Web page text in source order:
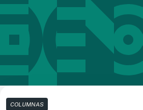
COLUMNAS